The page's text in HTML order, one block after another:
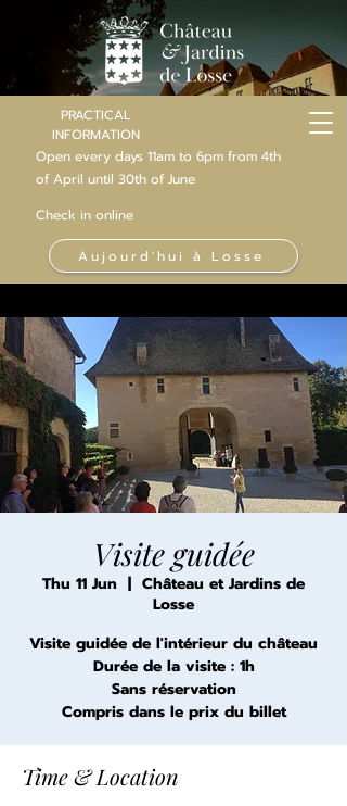
PRACTICAL
INFORMATION
Open every days 11am to 6pm from 4th
of April until 30th of June
Check in online
Aujourd'hui à Losse
Visite guidée
Thu 11 Jun
  |
Château et Jardins de
Losse
Visite guidée de l'intérieur du château
Durée de la visite : 1h
Sans réservation
Compris dans le prix du billet
Time & Location